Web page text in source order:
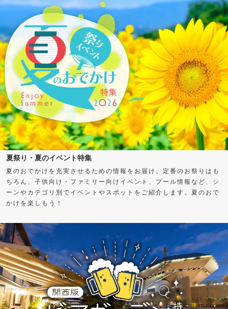
夏祭り・夏のイベント特集
夏のおでかけを充実させるための情報をお届け。定番のお祭りはも
ちろん、子供向け・ファミリー向けイベント、プール情報など、シ
ーンやカテゴリ別でイベントやスポットをご紹介します。夏のおで
かけを楽しもう！